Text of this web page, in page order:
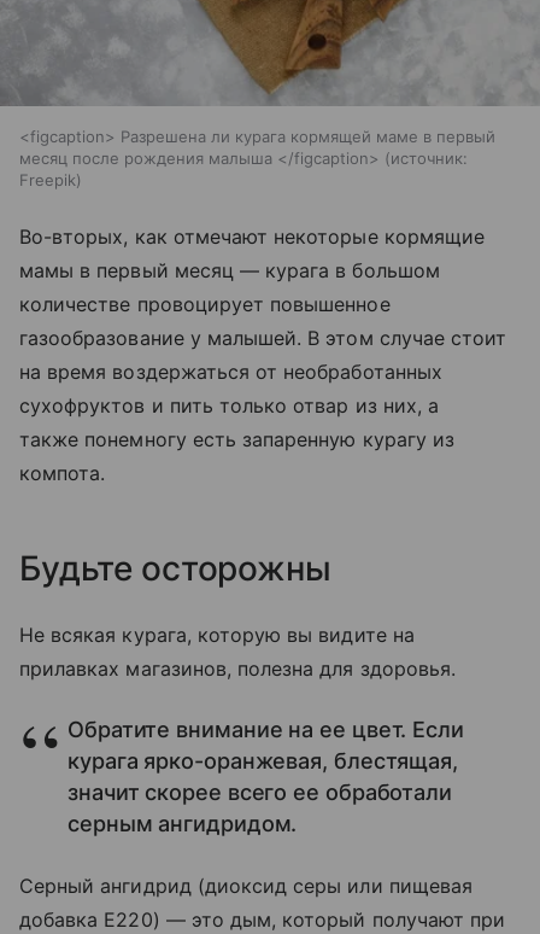
<figcaption> Разрешена ли курага кормящей маме в первый
месяц после рождения малыша </figcaption>
источник:
Freepik
Во-вторых, как отмечают некоторые кормящие
мамы в первый месяц — курага в большом
количестве провоцирует повышенное
газообразование у малышей. В этом случае стоит
на время воздержаться от необработанных
сухофруктов и пить только отвар из них, а
также понемногу есть запаренную курагу из
компота.
Будьте осторожны
Не всякая курага, которую вы видите на
прилавках магазинов, полезна для здоровья.
Обратите внимание на ее цвет. Если
курага ярко-оранжевая, блестящая,
значит скорее всего ее обработали
серным ангидридом.
Серный ангидрид (диоксид серы или пищевая
добавка Е220) — это дым, который получают при